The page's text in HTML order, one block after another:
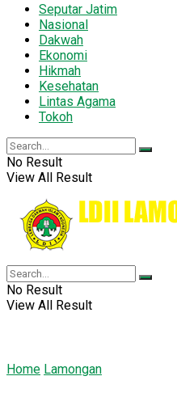
Seputar Jatim
Nasional
Dakwah
Ekonomi
Hikmah
Kesehatan
Lintas Agama
Tokoh
No Result
View All Result
No Result
View All Result
Home Lamongan